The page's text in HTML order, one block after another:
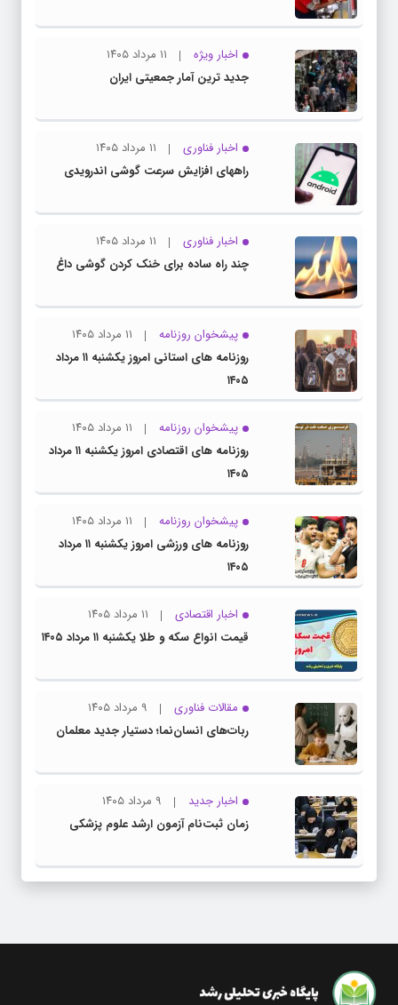
اخبار ویژه
۱۱ مرداد ۱۴۰۵
جدید ترین آمار جمعیتی ایران
اخبار فناوری
۱۱ مرداد ۱۴۰۵
راههای افزایش سرعت گوشی اندرویدی
اخبار فناوری
۱۱ مرداد ۱۴۰۵
چند راه‌ ساده برای خنک کردن گوشی داغ
پیشخوان روزنامه
۱۱ مرداد ۱۴۰۵
روزنامه های استانی امروز یکشنبه ۱۱ مرداد
۱۴۰۵
پیشخوان روزنامه
۱۱ مرداد ۱۴۰۵
روزنامه های اقتصادی امروز یکشنبه ۱۱ مرداد
۱۴۰۵
پیشخوان روزنامه
۱۱ مرداد ۱۴۰۵
روزنامه های ورزشی امروز یکشنبه ۱۱ مرداد
۱۴۰۵
اخبار اقتصادی
۱۱ مرداد ۱۴۰۵
قیمت انواع سکه و طلا یکشنبه ۱۱ مرداد ۱۴۰۵
مقالات فناوری
۹ مرداد ۱۴۰۵
ربات‌های انسان‌نما؛ دستیار جدید معلمان
اخبار جدید
۹ مرداد ۱۴۰۵
زمان ثبت‌نام آزمون ارشد علوم پزشکی